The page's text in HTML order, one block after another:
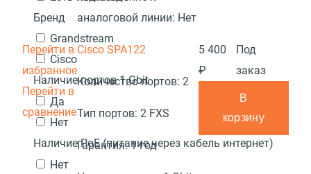
Бренд
Grandstream
Cisco
Наличие портов 1 Gbit
Да
Нет
Наличие PoE (питание через кабель интернет)
Нет
аналоговой линии: Нет
Перейти в
избранное
Перейти в
сравнение
Cisco SPA122
Количество портов: 2
Тип портов: 2 FXS
Гарантия:1 год
5 400
₽
Под
заказ
В
корзину